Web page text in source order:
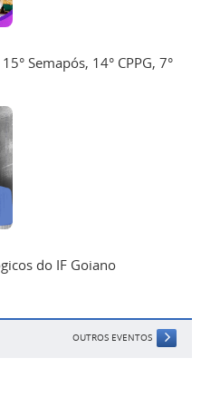
Semapós, 14° CPPG, 7°
do IF Goiano
OUTROS EVENTOS